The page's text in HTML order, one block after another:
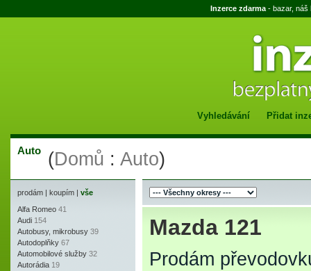
Inzerce zdarma - bazar, náš
Vyhledávání Přidat
Auto (Domů : Auto)
prodám | koupím | vše
Alfa Romeo 41
Audi 154
Autobusy, mikrobusy 39
Autodoplňky 67
Automobilové služby 32
Autorádia 19
Mazda 121
Prodám